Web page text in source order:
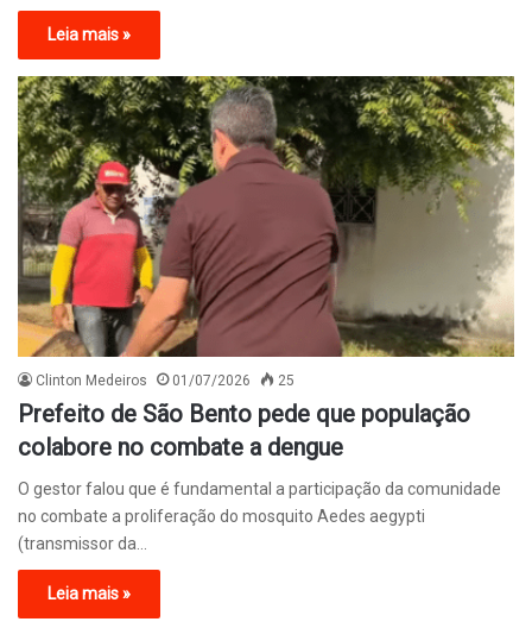
Leia mais »
Clinton Medeiros 01/07/2026 25
Prefeito de São Bento pede que população
colabore no combate a dengue
O gestor falou que é fundamental a participação da comunidade
no combate a proliferação do mosquito Aedes aegypti
(transmissor da…
Leia mais »